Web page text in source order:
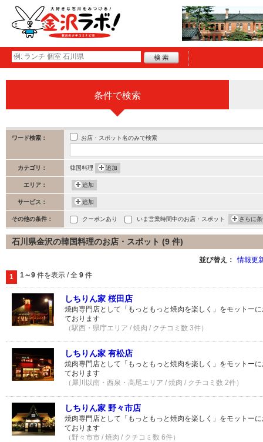
条件で検索
ワード検索： お店・スポット名のみで検索
カテゴリ： 韓国料理 追加
エリア： 追加
サービス： 追加
その他の条件： クーポンあり いま営業時間中のお店・スポット さらに
石川県金沢の韓国料理のお店・スポット (9 件)
並び替え： 情報更
1 1～9 件を表示 / 全 9 件
しちりん家 桜田店
焼肉専門店として「もっともっと焼肉を楽しく」をモットー
ております
（駅西・県庁エリア / 焼肉 / クチコミ数 3件）
しちりん家 有松店
焼肉専門店として「もっともっと焼肉を楽しく」をモットー
ております
（犀川以南・西泉・高尾エリア / 焼肉 / クチコミ数 2件）
しちりん家 野々市店
焼肉専門店として「もっともっと焼肉を楽しく」をモットー
ております
（野々市市 / 焼肉 / クチコミ数 6件）